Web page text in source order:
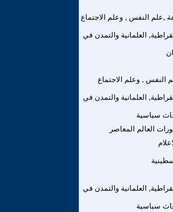
,علم النفس , وعلم الاجتماع
العلمانية والتمدن في
النفس , وعلم الاجتماع
العلمانية والتمدن في
سياسية
العالم المعاصر
العلمانية والتمدن في
سياسية